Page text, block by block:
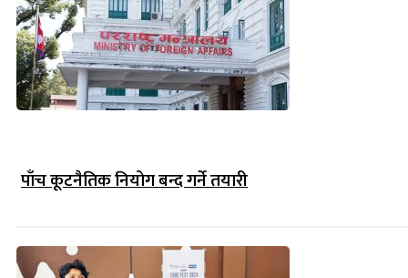
पाँच कूटनैतिक नियोग बन्द गर्ने तयारी